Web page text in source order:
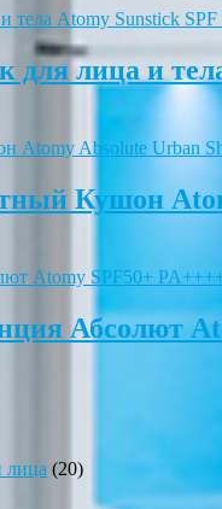
лица и
Кушон
Абсолют
лица 2020